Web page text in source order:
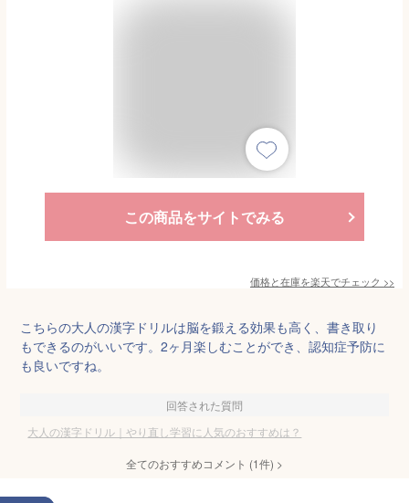
この商品をサイトでみる
価格と在庫を楽天でチェック >>
こちらの大人の漢字ドリルは脳を鍛える効果も高く、書き取り
もできるのがいいです。2ヶ月楽しむことができ、認知症予防に
も良いですね。
回答された質問
大人の漢字ドリル｜やり直し学習に人気のおすすめは？
全てのおすすめコメント (1件) >